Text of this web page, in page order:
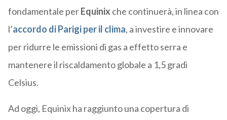
fondamentale perEquinixche continuerà, in linea con
l’accordo di Parigi per il clima, a investire e innovare
per ridurre le emissioni di gas a effetto serra e
mantenere il riscaldamento globale a 1,5 gradi
Celsius.
Ad oggi, Equinix ha raggiunto una copertura di